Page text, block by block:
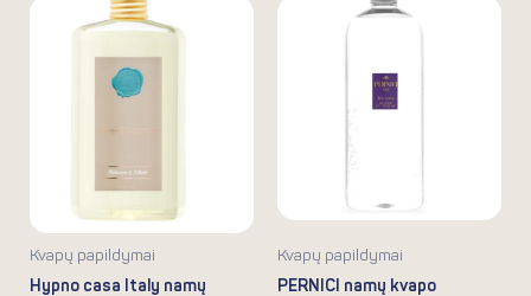
Kvapų papildymai
Hypno casa Italy namų
Kvapų papildymai
PERNICI namų kvapo